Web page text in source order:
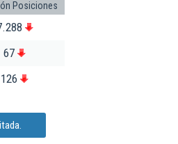
Posiciones
67
126